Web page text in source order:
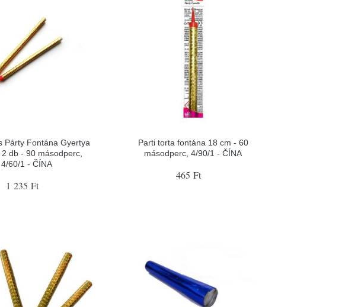
Párty Fontána Gyertya
db - 90 másodperc,
4/60/1 - ČÍNA
1 235 Ft
Parti torta fontána 18 cm - 60
másodperc, 4/90/1 - ČÍNA
465 Ft